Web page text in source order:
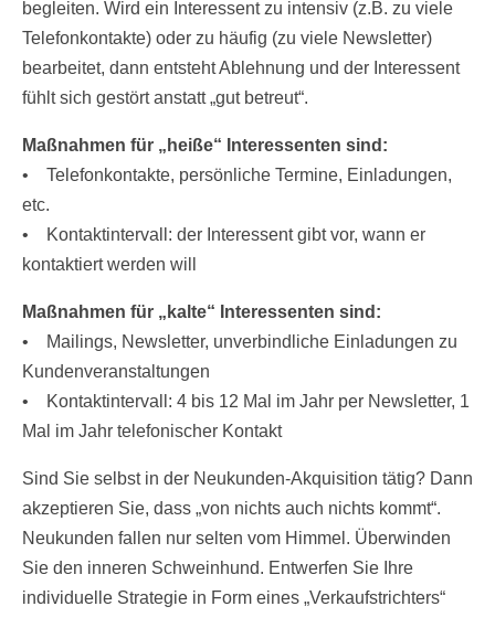
begleiten. Wird ein Interessent zu intensiv (z.B. zu viele
Telefonkontakte) oder zu häufig (zu viele Newsletter)
bearbeitet, dann entsteht Ablehnung und der Interessent
fühlt sich gestört anstatt „gut betreut“.
Maßnahmen für „heiße“ Interessenten sind:
• Telefonkontakte, persönliche Termine, Einladungen,
etc.
• Kontaktintervall: der Interessent gibt vor, wann er
kontaktiert werden will
Maßnahmen für „kalte“ Interessenten sind:
• Mailings, Newsletter, unverbindliche Einladungen zu
Kundenveranstaltungen
• Kontaktintervall: 4 bis 12 Mal im Jahr per Newsletter, 1
Mal im Jahr telefonischer Kontakt
Sind Sie selbst in der Neukunden-Akquisition tätig? Dann
akzeptieren Sie, dass „von nichts auch nichts kommt“.
Neukunden fallen nur selten vom Himmel. Überwinden
Sie den inneren Schweinhund. Entwerfen Sie Ihre
individuelle Strategie in Form eines „Verkaufstrichters“